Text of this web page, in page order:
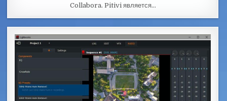
Collabora. Pitivi является…